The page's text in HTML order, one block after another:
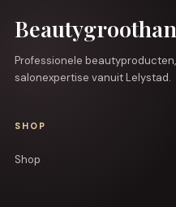
Professionele
salonexpertise vanuit Lelystad.
SHOP
Shop